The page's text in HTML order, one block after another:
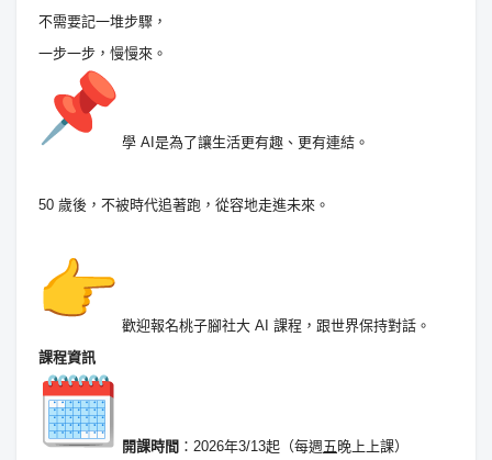
不需要記一堆步驟，
一步一步，慢慢來。
學 AI是為了讓生活更有趣、更有連結。
50 歲後，不被時代追著跑，從容地走進未來。
歡迎報名桃子腳社大 AI 課程，跟世界保持對話。
課程資訊
開課時間 ：2026年3/13起（每週五晚上上課）